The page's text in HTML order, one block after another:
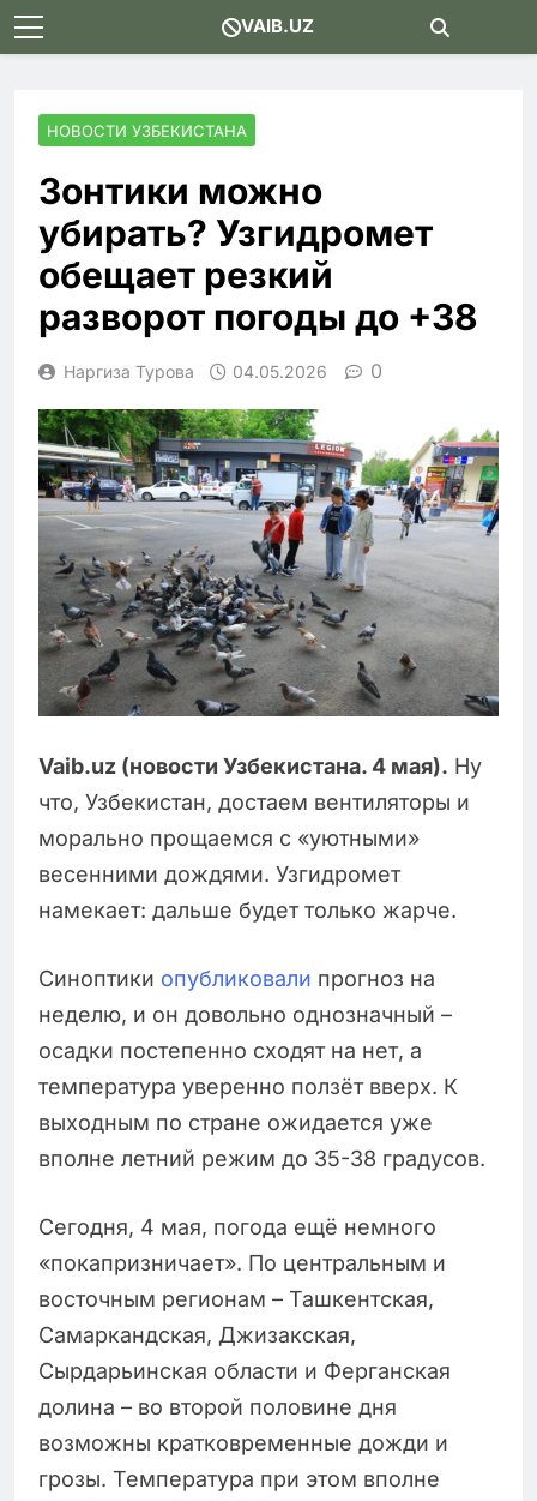
Skip
to
VAIB.UZ
НОВОСТИ УЗБЕКИСТАНА
Зонтики можно
убирать? Узгидромет
обещает резкий
разворот погоды до +38
Наргиза Турова 04.05.2026 0
Vaib.uz (новости Узбекистана. 4 мая). Ну
что, Узбекистан, достаем вентиляторы и
морально прощаемся с «уютными»
весенними дождями. Узгидромет
намекает: дальше будет только жарче.
Синоптики опубликовали прогноз на
неделю, и он довольно однозначный –
осадки постепенно сходят на нет, а
температура уверенно ползёт вверх. К
выходным по стране ожидается уже
вполне летний режим до 35-38 градусов.
Сегодня, 4 мая, погода ещё немного
«покапризничает». По центральным и
восточным регионам – Ташкентская,
Самаркандская, Джизакская,
Сырдарьинская области и Ферганская
долина – во второй половине дня
возможны кратковременные дожди и
грозы. Температура при этом вполне